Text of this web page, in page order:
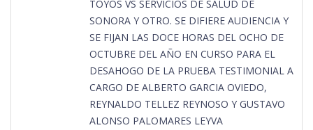
TOYOS VS SERVICIOS DE SALUD DE
SONORA Y OTRO. SE DIFIERE AUDIENCIA Y
SE FIJAN LAS DOCE HORAS DEL OCHO DE
OCTUBRE DEL AÑO EN CURSO PARA EL
DESAHOGO DE LA PRUEBA TESTIMONIAL A
CARGO DE ALBERTO GARCIA OVIEDO,
REYNALDO TELLEZ REYNOSO Y GUSTAVO
ALONSO PALOMARES LEYVA